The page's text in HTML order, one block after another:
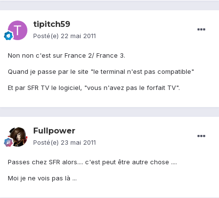
tipitch59
Posté(e) 22 mai 2011
Non non c'est sur France 2/ France 3.
Quand je passe par le site "le terminal n'est pas compatible"
Et par SFR TV le logiciel, "vous n'avez pas le forfait TV".
Fullpower
Posté(e) 23 mai 2011
Passes chez SFR alors.... c'est peut être autre chose ....
Moi je ne vois pas là ...